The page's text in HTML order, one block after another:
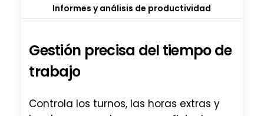
Informes y análisis de productividad
Gestión precisa del tiempode
trabajo
Controla los turnos, las horas extras y